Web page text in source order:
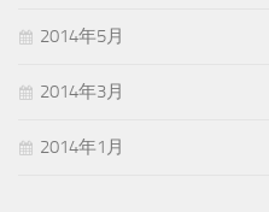
2014年5月
2014年3月
2014年1月